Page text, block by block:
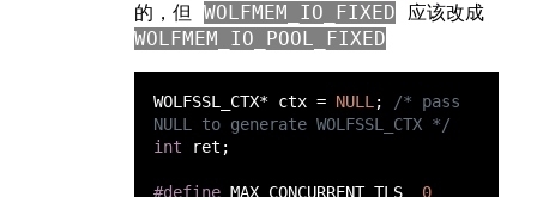
的，但 WOLFMEM_IO_FIXED 应该改成
WOLFMEM_IO_POOL_FIXED
WOLFSSL_CTX* ctx = NULL;
/* pass
int
#define MAX_CONCURRENT_TLS